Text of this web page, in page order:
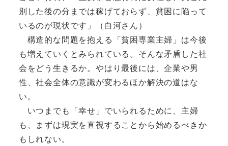
別した後の分までは稼げておらず、貧困に陥って
いるのが現状です」（白河さん）
構造的な問題を抱える「貧困専業主婦」は今後
も増えていくとみられている。そんな矛盾した社
会をどう生きるか。やはり最後には、企業や男
性、社会全体の意識が変わるほか解決の道はな
い。
いつまでも「幸せ」でいられるために、主婦
も、まずは現実を直視することから始めるべきか
もしれない。